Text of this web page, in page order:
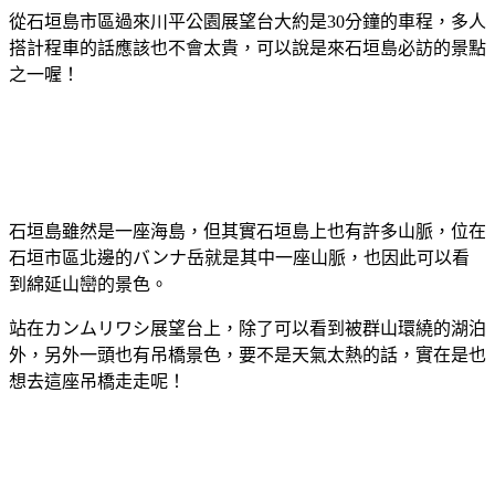
從石垣島市區過來川平公園展望台大約是30分鐘的車程，多人
搭計程車的話應該也不會太貴，可以說是來石垣島必訪的景點
之一喔！
石垣島雖然是一座海島，但其實石垣島上也有許多山脈，位在
石垣市區北邊的バンナ岳就是其中一座山脈，也因此可以看
到綿延山巒的景色。
站在カンムリワシ展望台上，除了可以看到被群山環繞的湖泊
外，另外一頭也有吊橋景色，要不是天氣太熱的話，實在是也
想去這座吊橋走走呢！